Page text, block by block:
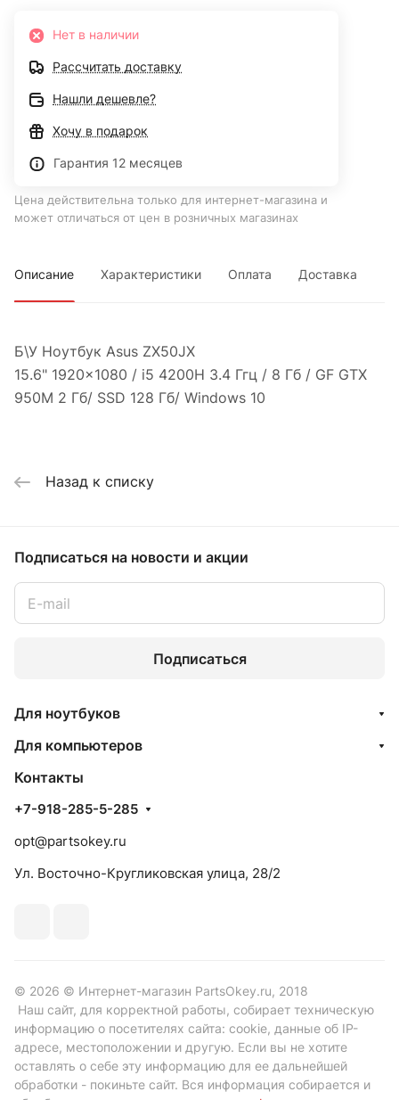
Нет в наличии
Рассчитать доставку
Нашли дешевле?
Хочу в подарок
Гарантия 12 месяцев
Цена действительна только для интернет-магазина и
может отличаться от цен в розничных магазинах
Описание Характеристики Оплата Доставка
Б\У Ноутбук Asus ZX50JX
15.6" 1920x1080 / i5 4200H 3.4 Ггц / 8 Гб / GF GTX
950M 2 Гб/ SSD 128 Гб/ Windows 10
Назад к списку
Подписаться на новости и акции
Подписаться
Для ноутбуков
Для компьютеров
Контакты
+7-918-285-5-285
opt@partsokey.ru
Ул. Восточно-Кругликовская улица, 28/2
© 2026 © Интернет-магазин PartsOkey.ru, 2018
Наш сайт, для корректной работы, собирает техническую
информацию о посетителях сайта: cookie, данные об IP-
адресе, местоположении и другую. Если вы не хотите
оставлять о себе эту информацию для ее дальнейшей
обработки - покиньте сайт. Вся информация собирается и